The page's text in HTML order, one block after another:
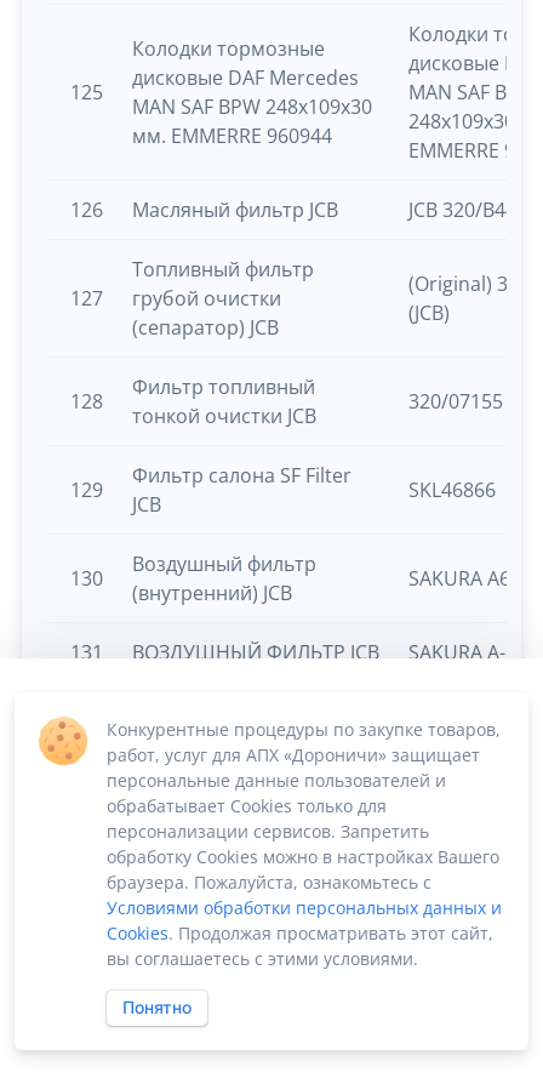
125
Колодки тормозные
дисковые DAF Mercedes
MAN SAF BPW 248х109х30
мм. EMMERRE 960944
Колодки
дисковые
MAN SAF BPW
248х109х30
EMMERRE
126 Масляный фильтр JCB JCB 320/B4420
127
Топливный фильтр
грубой очистки
(сепаратор) JCB
(Original) 320/
(JCB)
128
Фильтр топливный
тонкой очистки JCB
320/07155
129
Фильтр салона SF Filter
JCB
SKL46866
130
Воздушный фильтр
(внутренний) JCB
SAKURA
131 ВОЗДУШНЫЙ ФИЛЬТР JCB SAKURA A-
132
ФИЛЬТР JCB
332/L1505
Гайка BEFAST DIN 934,
ГОСТ 5915-70, покрытие
цинк, М12, 1 кг 934121S
ГОСТ 5915-
цинк, М12, 1
Шайба оцинкованная
усиленная М12 (1кг-45шт)
Шайба
усиленная
135
Болт 12 * 80 оц п/р 8.8